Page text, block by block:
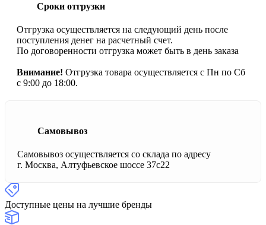
Сроки отгрузки
Отгрузка осуществляется на следующий день после
поступления денег на расчетный счет.
По договоренности отгрузка может быть в день заказа
Внимание! Отгрузка товара осуществляется с Пн по Сб
с 9:00 до 18:00.
Самовывоз
Самовывоз осуществляется со склада по адресу
г. Москва, Алтуфьевское шоссе 37с22
Доступные цены на лучшие бренды